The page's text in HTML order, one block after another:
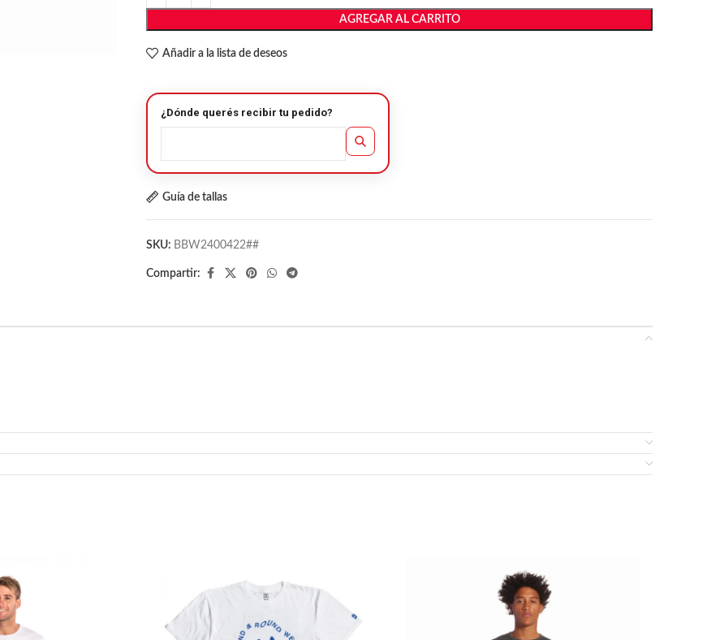
AGREGAR AL CARRITO
Añadir a la lista de deseos
¿Dónde querés recibir tu pedido?
Guía de tallas
SKU: BBW2400422##
Compartir: